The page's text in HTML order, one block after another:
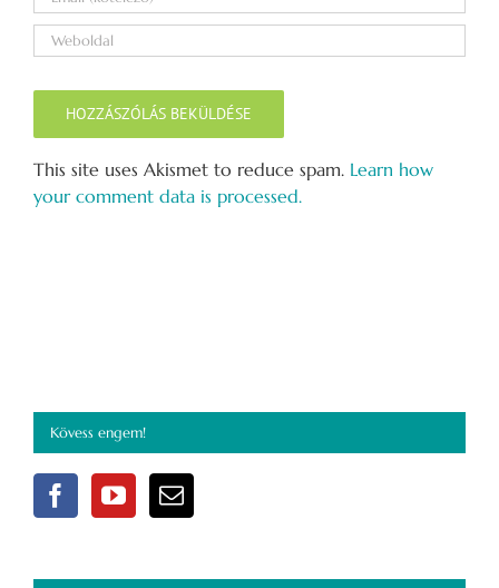
This site uses Akismet to reduce spam. Learn how
your comment data is processed.
Kövess engem!